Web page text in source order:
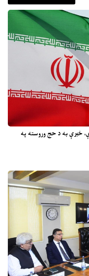
خبرې به د حج وروسته په